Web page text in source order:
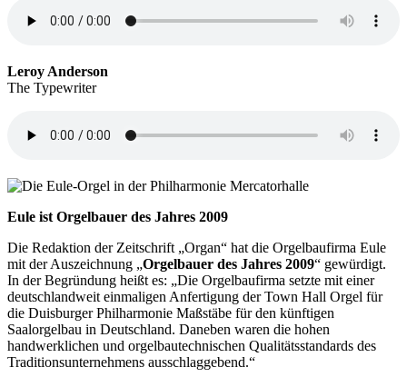
Leroy Anderson
The Typewriter
Eule ist Orgelbauer des Jahres 2009
Die Redaktion der Zeitschrift „Organ“ hat die Orgelbaufirma Eule
mit der Auszeichnung „Orgelbauer des Jahres 2009“ gewürdigt.
In der Begründung heißt es: „Die Orgelbaufirma setzte mit einer
deutschlandweit einmaligen Anfertigung der Town Hall Orgel für
die Duisburger Philharmonie Maßstäbe für den künftigen
Saalorgelbau in Deutschland. Daneben waren die hohen
handwerklichen und orgelbautechnischen Qualitätsstandards des
Traditionsunternehmens ausschlaggebend.“